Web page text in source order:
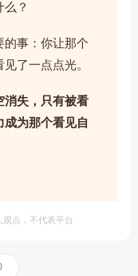
？
事：你让那个
了一点点光。
消失，只有被看
为那个看见自
点，不代表平台